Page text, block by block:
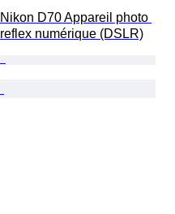
Nikon D70 Appareil photo
reflex numérique (DSLR)